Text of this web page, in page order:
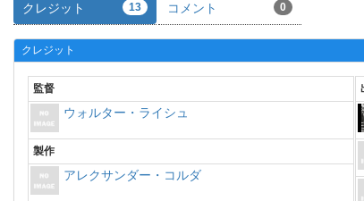
クレジット 13 コメント 0
クレジット
監督
ウォルター・ライシュ
製作
アレクサンダー・コルダ